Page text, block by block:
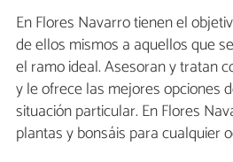
En Flores Navarro tienen el
de ellos mismos a aquellos que
el ramo ideal. Asesoran y tratan
y le ofrece las mejores opciones
situación particular. En Flores
plantas y bonsáis para cualquier